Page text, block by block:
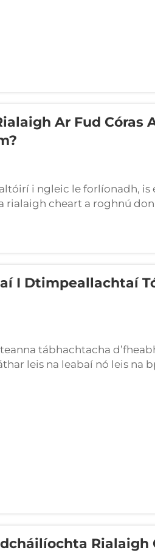
Ar Fud Córas
i ngleic le forlíonadh, is
rialaigh cheart a roghnú
a dúirt sé go simplí seo ag
I Dtimpeallachtaí
tábhachtacha
leis na leabaí nó leis na
gheineann na traeiní ag